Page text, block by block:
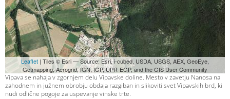
Leaflet | Tiles © Esri — Source: Esri, i-cubed, USDA, USGS, AEX, GeoEye,
Getmapping, Aerogrid, IGN, IGP, UPR-EGP, and the GIS User Community
Vipava se nahaja v zgornjem delu Vipavske doline. Mesto v zavetju Nanosa na
zahodnem in južnem obrobju obdaja razgiban in slikoviti svet Vipavskih brd, ki
nudi odlične pogoje za uspevanje vinske trte.